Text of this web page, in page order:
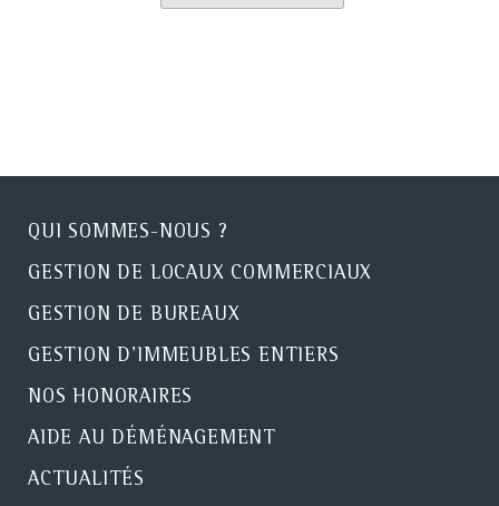
QUI SOMMES-NOUS ?
GESTION DE LOCAUX COMMERCIAUX
GESTION DE BUREAUX
GESTION D'IMMEUBLES ENTIERS
NOS HONORAIRES
AIDE AU DÉMÉNAGEMENT
ACTUALITÉS